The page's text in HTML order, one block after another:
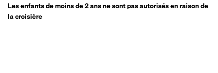
Les enfants de moins de 2 ans ne sont pas autorisés en raison de
la croisière